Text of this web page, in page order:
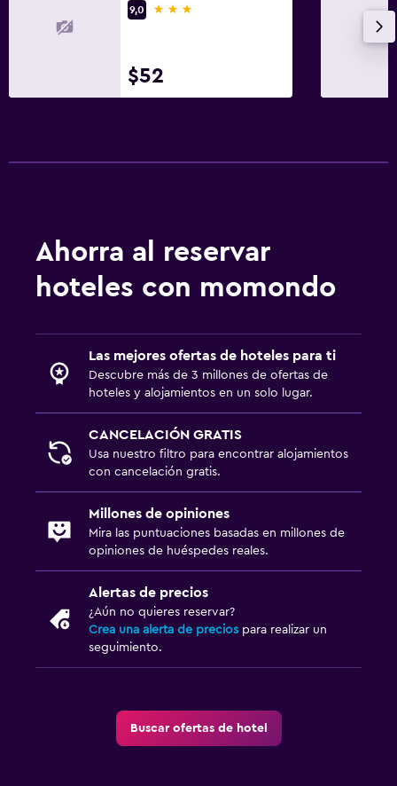
9,0
3 estrellas
$52
Ahorra al reservar
hoteles con momondo
Las mejores ofertas de hoteles para ti
Descubre más de 3 millones de ofertas de
hoteles y alojamientos en un solo lugar.
CANCELACIÓN GRATIS
Usa nuestro filtro para encontrar alojamientos
con cancelación gratis.
Millones de opiniones
Mira las puntuaciones basadas en millones de
opiniones de huéspedes reales.
Alertas de precios
¿Aún no quieres reservar?
Crea una alerta de precios para realizar un
seguimiento.
Buscar ofertas de hotel